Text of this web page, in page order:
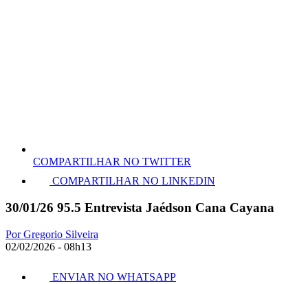
COMPARTILHAR NO TWITTER
COMPARTILHAR NO LINKEDIN
30/01/26 95.5 Entrevista Jaédson Cana Cayana
Por Gregorio Silveira
02/02/2026 - 08h13
ENVIAR NO WHATSAPP